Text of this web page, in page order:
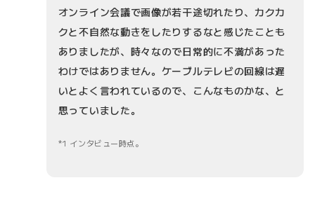
オンライン会議で画像が若干途切れたり、カクカ
クと不自然な動きをしたりするなと感じたことも
ありましたが、時々なので日常的に不満があった
わけではありません。ケーブルテレビの回線は遅
いとよく言われているので、こんなものかな、と
思っていました。
1 インタビュー時点。